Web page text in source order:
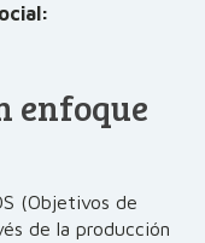
enfoque
(Objetivos de
de la producción